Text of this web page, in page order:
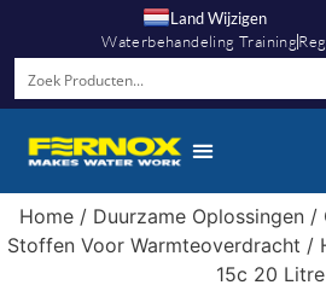
Land Wijzigen
Waterbehandeling Training
Home/ Duurzame Oplossingen/
Stoffen Voor Warmteoverdracht /
15c 20 Litre